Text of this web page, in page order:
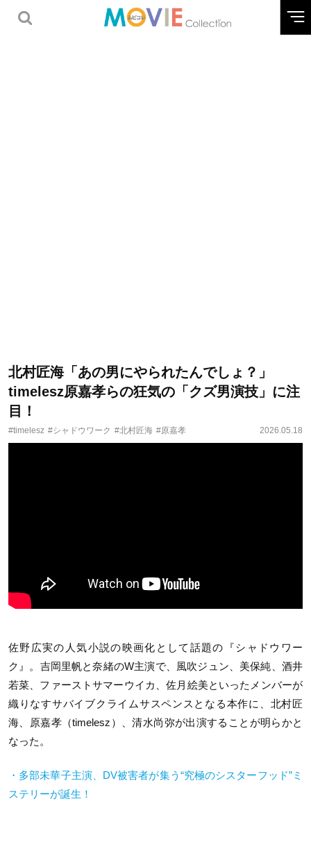
北村匠海「あの男にやられたんでしょ？」
timelesz原嘉孝らの狂気の「クズ男演技」に注
目！
#timelesz #シャドウワーク #北村匠海 #原嘉孝 2026.05.18
佐野広実の人気小説の映画化として話題の『シャドウワー
ク』。吉岡里帆と奈緒のW主演で、風吹ジュン、美保純、酒井
若菜、ファーストサマーウイカ、佐月絵美といったメンバーが
織りなすサバイブクライムサスペンスとなる本作に、北村匠
海、原嘉孝（timelesz）、清水尚弥が出演することが明らかと
なった。
・多部未華子主演、DV被害者が集う“究極のシスターフッド”ミ
ステリーが誕生！